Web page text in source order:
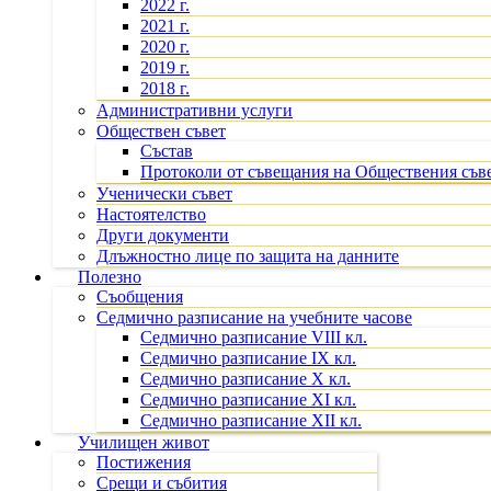
2022 г.
2021 г.
2020 г.
2019 г.
2018 г.
Административни услуги
Обществен съвет
Състав
Протоколи от съвещания на Обществения
Ученически съвет
Настоятелство
Други документи
Длъжностно лице по защита на данните
Полезно
Съобщения
Седмично разписание на учебните часове
Седмично разписание VIII кл.
Седмично разписание IX кл.
Седмично разписание X кл.
Седмично разписание XI кл.
Седмично разписание XII кл.
Училищен живот
Постижения
Срещи и събития